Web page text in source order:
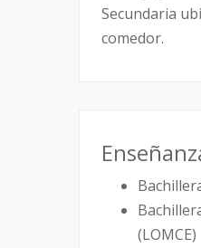
Secundaria
comedor.
(LOMCE)